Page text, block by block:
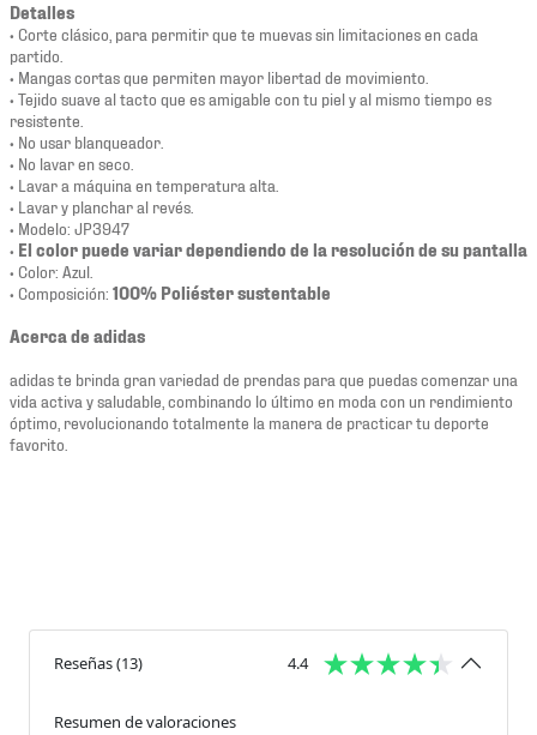
Detalles
• Corte clásico, para permitir que te muevas sin limitaciones en cada
partido.
• Mangas cortas que permiten mayor libertad de movimiento.
• Tejido suave al tacto que es amigable con tu piel y al mismo tiempo es
resistente.
• No usar blanqueador.
• No lavar en seco.
• Lavar a máquina en temperatura alta.
• Lavar y planchar al revés.
• Modelo: JP3947
• El color puede variar dependiendo de la resolución de su pantalla
• Color: Azul.
• Composición: 100% Poliéster sustentable
Acerca de adidas
adidas te brinda gran variedad de prendas para que puedas comenzar una
vida activa y saludable, combinando lo último en moda con un rendimiento
óptimo, revolucionando totalmente la manera de practicar tu deporte
favorito.
Reseñas(13) 4.4
Resumen de valoraciones